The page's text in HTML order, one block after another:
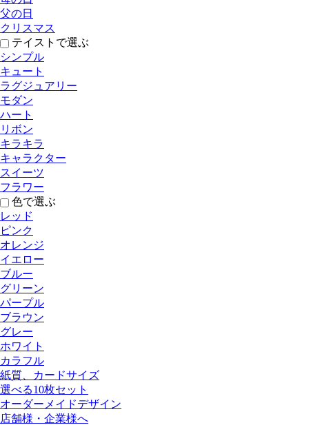
父の日
クリスマス
テイストで選ぶ
シンプル
キュート
ラグジュアリー
モダン
ハート
リボン
キラキラ
キャラクター
スイーツ
フラワー
色で選ぶ
レッド
ピンク
オレンジ
イエロー
ブルー
グリーン
パープル
ブラウン
グレー
ホワイト
カラフル
紙質、カードサイズ
選べる10枚セット
オーダーメイドデザイン
店舗様・企業様へ